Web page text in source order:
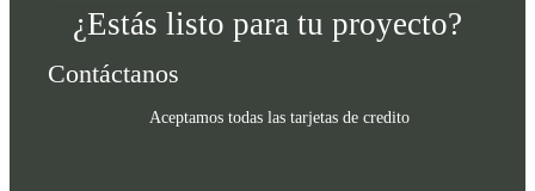
¿Estás listo para tu proyecto?
Contáctanos
Aceptamos todas las tarjetas de credito